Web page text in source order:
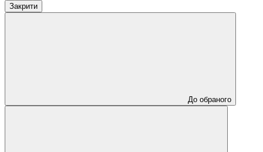
Закрити
До обраного